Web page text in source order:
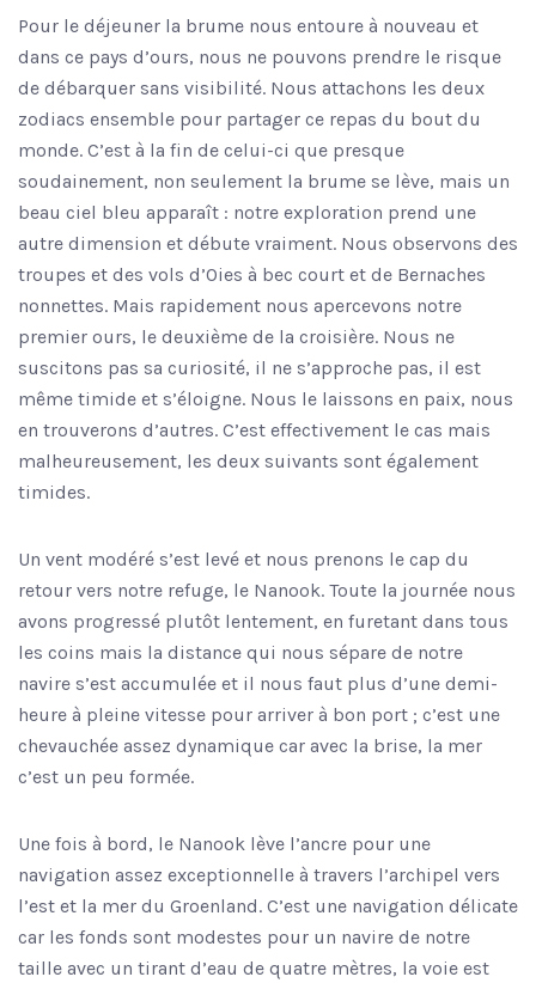
Pour le déjeuner la brume nous entoure à nouveau et
dans ce pays d’ours, nous ne pouvons prendre le risque
de débarquer sans visibilité. Nous attachons les deux
zodiacs ensemble pour partager ce repas du bout du
monde. C’est à la fin de celui-ci que presque
soudainement, non seulement la brume se lève, mais un
beau ciel bleu apparaît : notre exploration prend une
autre dimension et débute vraiment. Nous observons des
troupes et des vols d’Oies à bec court et de Bernaches
nonnettes. Mais rapidement nous apercevons notre
premier ours, le deuxième de la croisière. Nous ne
suscitons pas sa curiosité, il ne s’approche pas, il est
même timide et s’éloigne. Nous le laissons en paix, nous
en trouverons d’autres. C’est effectivement le cas mais
malheureusement, les deux suivants sont également
timides.
Un vent modéré s’est levé et nous prenons le cap du
retour vers notre refuge, le Nanook. Toute la journée nous
avons progressé plutôt lentement, en furetant dans tous
les coins mais la distance qui nous sépare de notre
navire s’est accumulée et il nous faut plus d’une demi-
heure à pleine vitesse pour arriver à bon port ; c’est une
chevauchée assez dynamique car avec la brise, la mer
c’est un peu formée.
Une fois à bord, le Nanook lève l’ancre pour une
navigation assez exceptionnelle à travers l’archipel vers
l’est et la mer du Groenland. C’est une navigation délicate
car les fonds sont modestes pour un navire de notre
taille avec un tirant d’eau de quatre mètres, la voie est